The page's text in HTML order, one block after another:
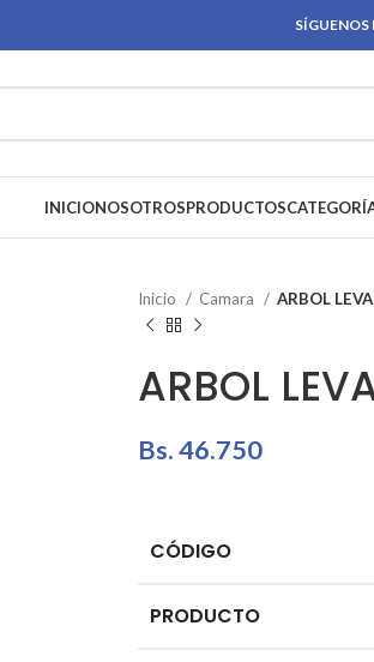
SÍGUENOS
INICIONOSOTROSPRODUCTOS
Inicio Camara ARBOL
ARBOL
Bs.46.750
CÓDIGO
PRODUCTO